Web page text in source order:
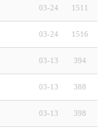
열린 여행상품 공
03-24 1511
년 영주시 전담여
03-24 1516
도군)단체관광객 유
03-13 394
화 교육과정 설계를
03-13 388
문화사업팀, 우
03-13 398